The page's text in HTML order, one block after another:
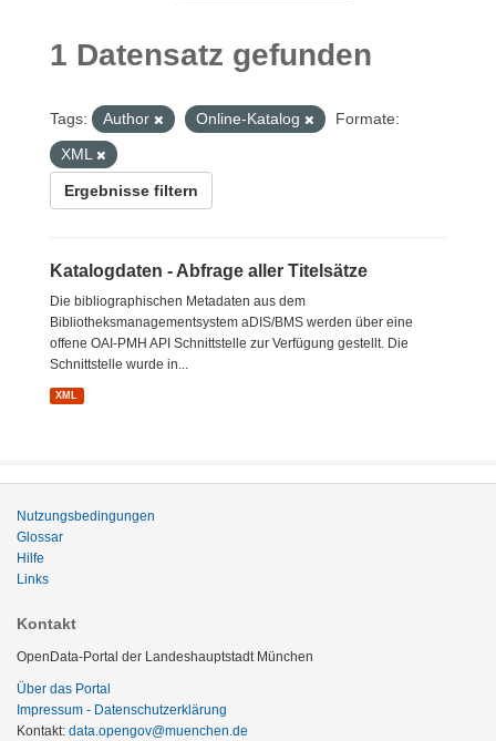
1 Datensatz gefunden
Tags: Author Online-Katalog
Formate:
XML
Ergebnisse filtern
Katalogdaten - Abfrage aller Titelsätze
Die bibliographischen Metadaten aus dem
Bibliotheksmanagementsystem aDIS/BMS werden über eine
offene OAI-PMH API Schnittstelle zur Verfügung gestellt. Die
Schnittstelle wurde in...
XML
Nutzungsbedingungen
Glossar
Hilfe
Links
Kontakt
OpenData-Portal der Landeshauptstadt München
Über das Portal
Impressum - Datenschutzerklärung
Kontakt: data.opengov@muenchen.de